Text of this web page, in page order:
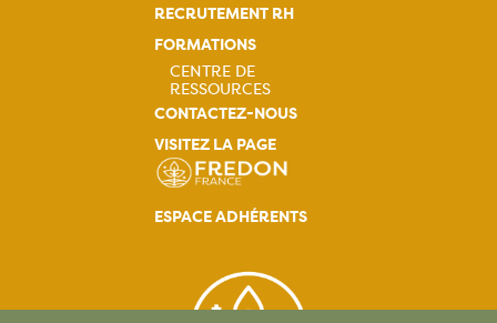
RECRUTEMENT RH
FORMATIONS
Navigation
principale
CENTRE DE
RESSOURCES
CONTACTEZ-NOUS
VISITEZ LA PAGE
ESPACE ADHÉRENTS